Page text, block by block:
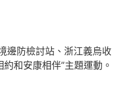
防檢討站、浙江義烏收
和安康相伴”主題運動。